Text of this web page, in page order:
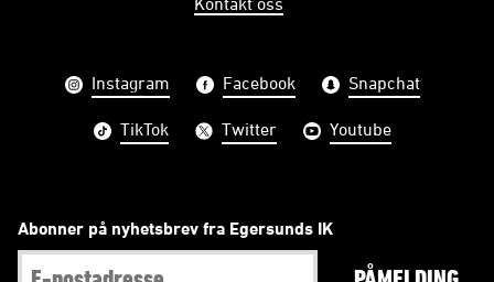
Instagram Facebook Snapchat
TikTok Twitter Youtube
Abonner på nyhetsbrev fra Egersunds IK